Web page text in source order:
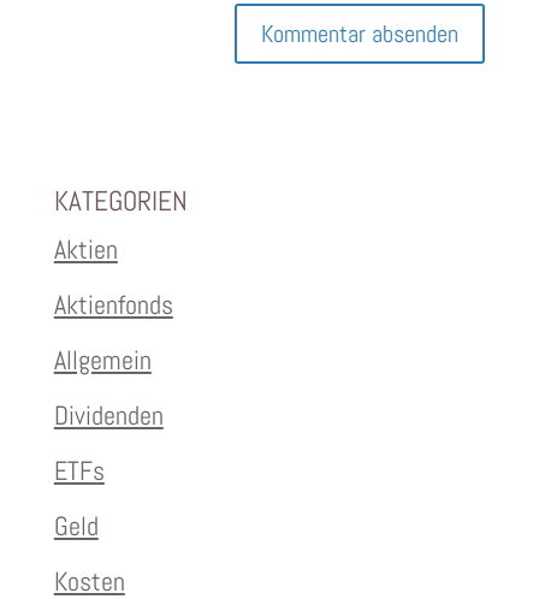
KATEGORIEN
Aktien
Aktienfonds
Allgemein
Dividenden
ETFs
Geld
Kosten